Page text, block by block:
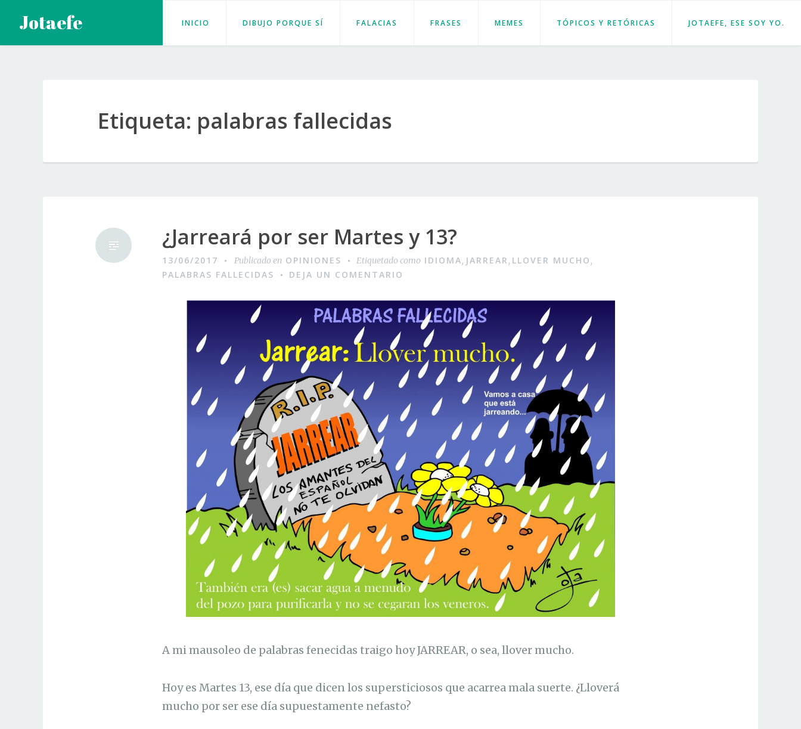
contenido
Jotaefe INICIO DIBUJO PORQUE SÍ FALACIAS FRASES MEMES TÓPICOS Y RETÓRICAS JOTAEFE, ESE SOY YO.
Etiqueta: palabras fallecidas
¿Jarreará por ser Martes y 13?
13/06/2017 Publicado en OPINIONES Etiquetado como IDIOMA, JARREAR, LLOVER MUCHO,
PALABRAS FALLECIDAS DEJA UN COMENTARIO
A mi mausoleo de palabras fenecidas traigo hoy JARREAR, o sea, llover mucho.
Hoy es Martes 13, ese día que dicen los supersticiosos que acarrea mala suerte. ¿Lloverá
mucho por ser ese día supuestamente nefasto?